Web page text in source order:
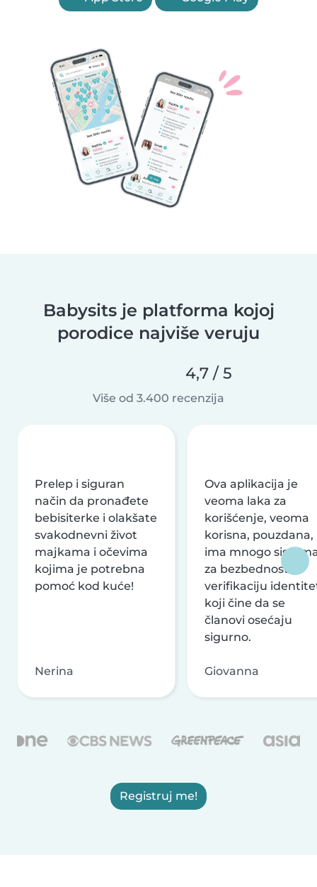
Babysits je platforma kojoj
porodice najviše veruju
4,7 / 5
Više od 3.400 recenzija
Prelep i siguran
način da pronađete
bebisiterke i olakšate
svakodnevni život
majkama i očevima
kojima je potrebna
pomoć kod kuće!
Nerina
Ova aplikacija je
veoma laka za
korišćenje, veoma
korisna, pouzdana,
ima mnogo
za bezbednost i
verifikaciju
koji čine da se
članovi osećaju
sigurno.
Giovanna
Registruj me!